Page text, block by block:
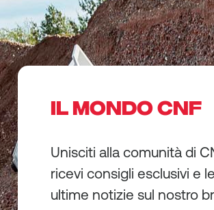
IL MONDO CNF
Unisciti alla comunità di
ricevi consigli esclusivi e le
ultime notizie sul nostro